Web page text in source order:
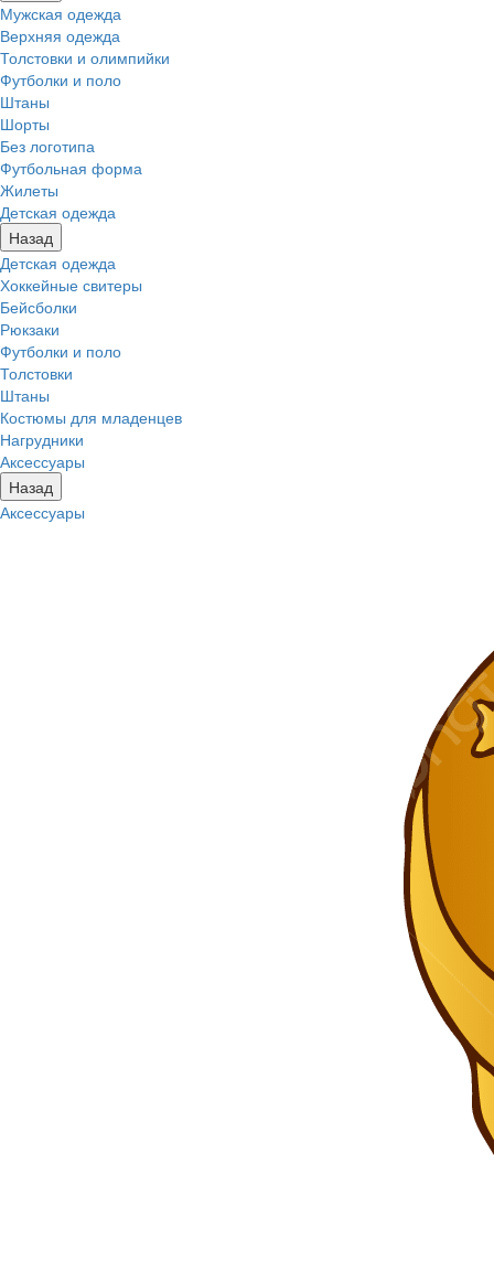
Мужская одежда
Верхняя одежда
Толстовки и олимпийки
Футболки и поло
Штаны
Шорты
Без логотипа
Футбольная форма
Жилеты
Детская одежда
Назад
Детская одежда
Хоккейные свитеры
Бейсболки
Рюкзаки
Футболки и поло
Толстовки
Штаны
Костюмы для младенцев
Нагрудники
Аксессуары
Назад
Аксессуары